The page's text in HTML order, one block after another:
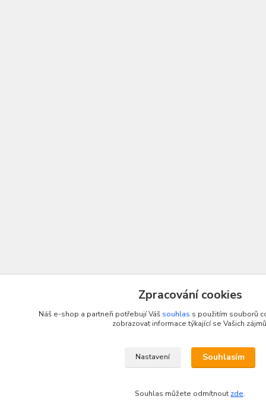
Zpracování cookies
Náš e-shop a partneři potřebují Váš souhlas s použitím souborů
zobrazovat informace týkající se Vašich
Nastavení Souhlasím
Souhlas můžete odmítnout zde.